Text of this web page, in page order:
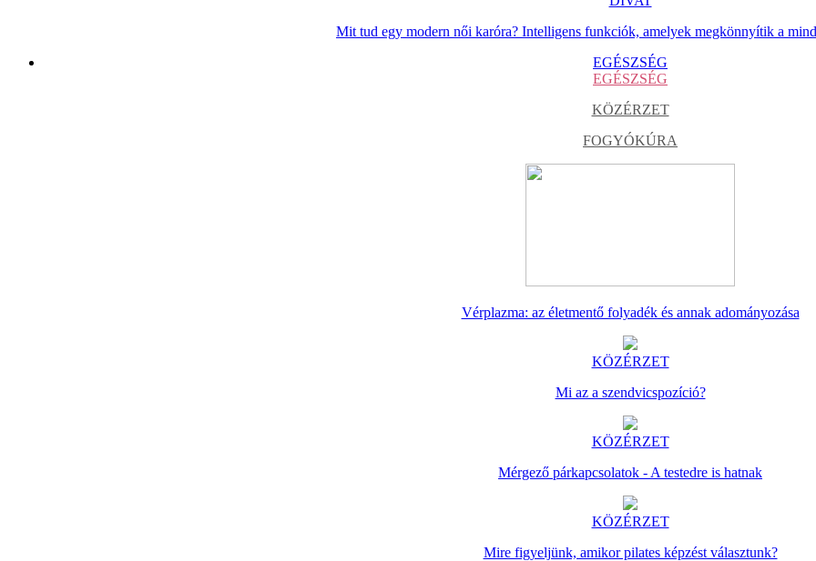
Mit tud egy modern női karóra? Intelligens funkciók, amelyek megkönnyítik a
EGÉSZSÉG
EGÉSZSÉG
KÖZÉRZET
FOGYÓKÚRA
Vérplazma: az életmentő folyadék és annak adományozása
KÖZÉRZET
Mi az a szendvicspozíció?
KÖZÉRZET
Mérgező párkapcsolatok - A testedre is hatnak
KÖZÉRZET
Mire figyeljünk, amikor pilates képzést választunk?